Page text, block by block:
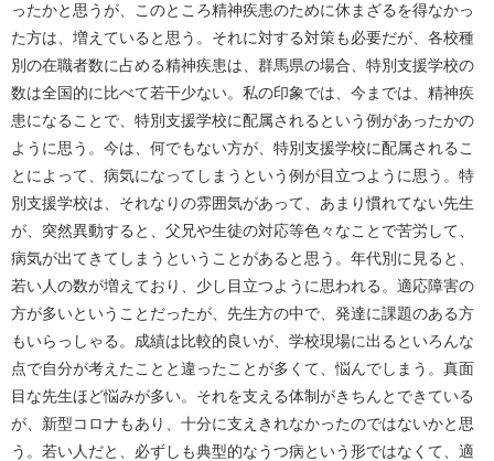
ったかと思うが、このところ精神疾患のために休まざるを得なかっ
た方は、増えていると思う。それに対する対策も必要だが、各校種
別の在職者数に占める精神疾患は、群馬県の場合、特別支援学校の
数は全国的に比べて若干少ない。私の印象では、今までは、精神疾
患になることで、特別支援学校に配属されるという例があったかの
ように思う。今は、何でもない方が、特別支援学校に配属されるこ
とによって、病気になってしまうという例が目立つように思う。特
別支援学校は、それなりの雰囲気があって、あまり慣れてない先生
が、突然異動すると、父兄や生徒の対応等色々なことで苦労して、
病気が出てきてしまうということがあると思う。年代別に見ると、
若い人の数が増えており、少し目立つように思われる。適応障害の
方が多いということだったが、先生方の中で、発達に課題のある方
もいらっしゃる。成績は比較的良いが、学校現場に出るといろんな
点で自分が考えたことと違ったことが多くて、悩んでしまう。真面
目な先生ほど悩みが多い。それを支える体制がきちんとできている
が、新型コロナもあり、十分に支えきれなかったのではないかと思
う。若い人だと、必ずしも典型的なうつ病という形ではなくて、適